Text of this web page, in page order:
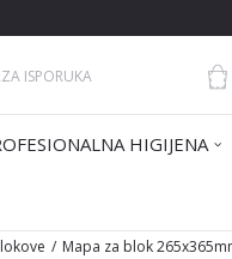
ISPORUKA
HIGIJENA
Mapa za blok